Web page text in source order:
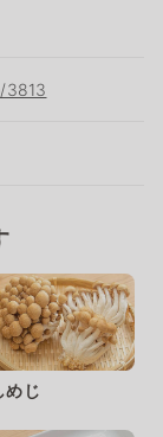
3813
めじ